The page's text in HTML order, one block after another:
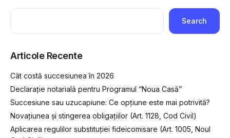
Search
Articole Recente
Cât costă succesiunea în 2026
Declarație notarială pentru Programul “Noua Casă”
Succesiune sau uzucapiune: Ce opțiune este mai potrivită?
Novațiunea și stingerea obligațiilor (Art. 1128, Cod Civil)
Aplicarea regulilor substituției fideicomisare (Art. 1005, Noul